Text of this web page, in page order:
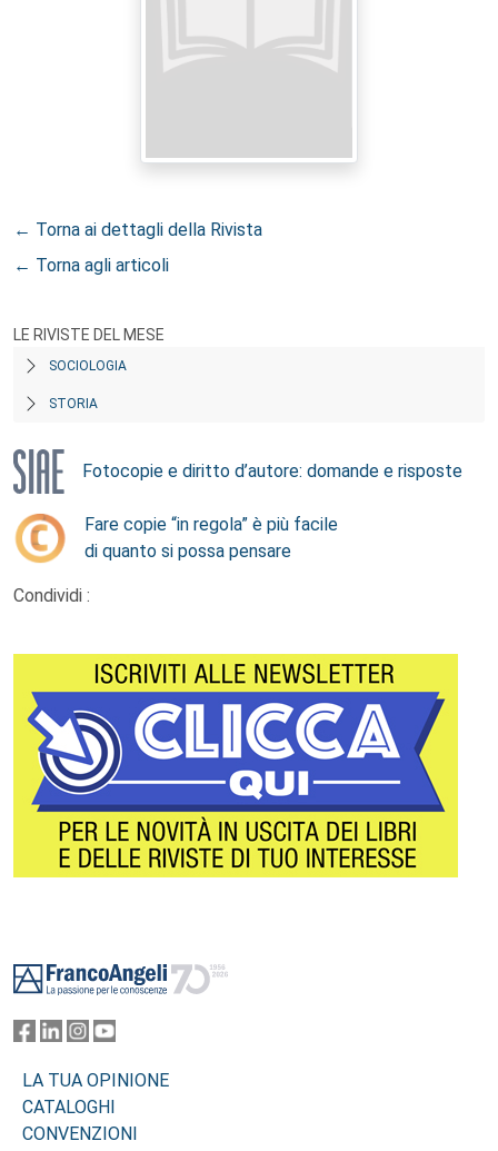
← Torna ai dettagli della Rivista
← Torna agli articoli
LE RIVISTE DEL MESE
SOCIOLOGIA
STORIA
Fotocopie e diritto d’autore: domande e risposte
Fare copie “in regola” è più facile
di quanto si possa pensare
Condividi :
LA TUA OPINIONE
CATALOGHI
CONVENZIONI